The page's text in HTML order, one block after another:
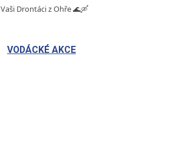
Vaši Drontáci z Ohře 🌊🛶
VODÁCKÉ AKCE